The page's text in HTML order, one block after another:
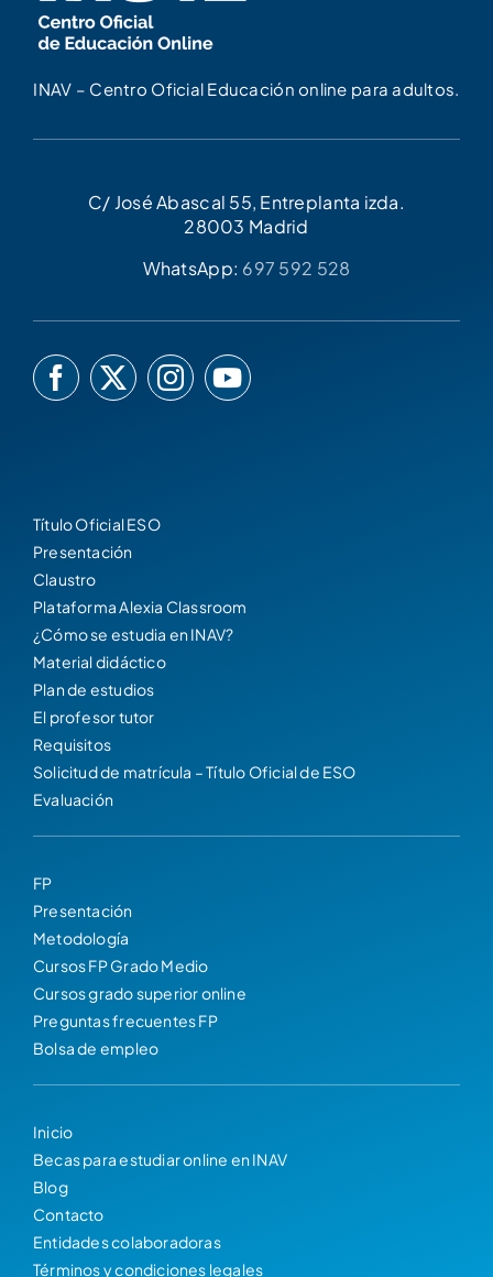
INAV – Centro Oficial Educación online para adultos.
C/ José Abascal 55, Entreplanta izda.
28003 Madrid
WhatsApp: 697 592 528
Título Oficial ESO
Presentación
Claustro
Plataforma Alexia Classroom
¿Cómo se estudia en INAV?
Material didáctico
Plan de estudios
El profesor tutor
Requisitos
Solicitud de matrícula – Título Oficial de ESO
Evaluación
FP
Presentación
Metodología
Cursos FP Grado Medio
Cursos grado superior online
Preguntas frecuentes FP
Bolsa de empleo
Inicio
Becas para estudiar online en INAV
Blog
Contacto
Entidades colaboradoras
Términos y condiciones legales